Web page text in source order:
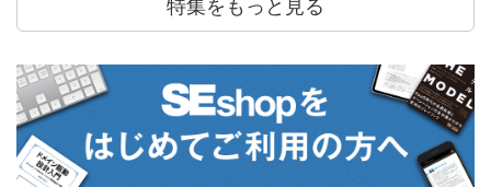
特集をもっと見る